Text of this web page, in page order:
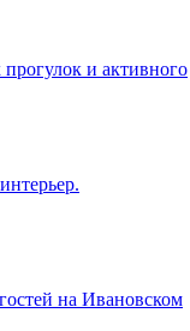
и активного
на Ивановском